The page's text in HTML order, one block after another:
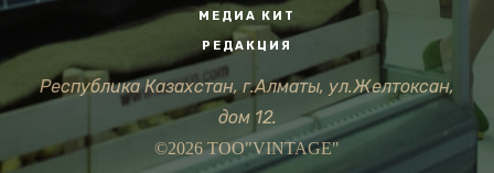
МЕДИА КИТ
РЕДАКЦИЯ
Республика Казахстан, г.Алматы, ул.Желтоксан,
дом 12.
©2026 ТОО"VINTAGE"